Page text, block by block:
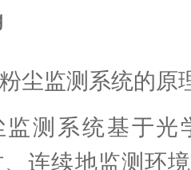
尘监测系统的原
监测系统基于光
连续地监测环